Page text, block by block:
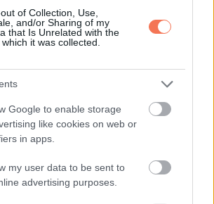
of Collection, Use,
and/or Sharing of my
that Is Unrelated with the
it was collected.
Google to enable storage
like cookies on web or
in apps.
my user data to be sent to
advertising purposes.
és Maisie
éves